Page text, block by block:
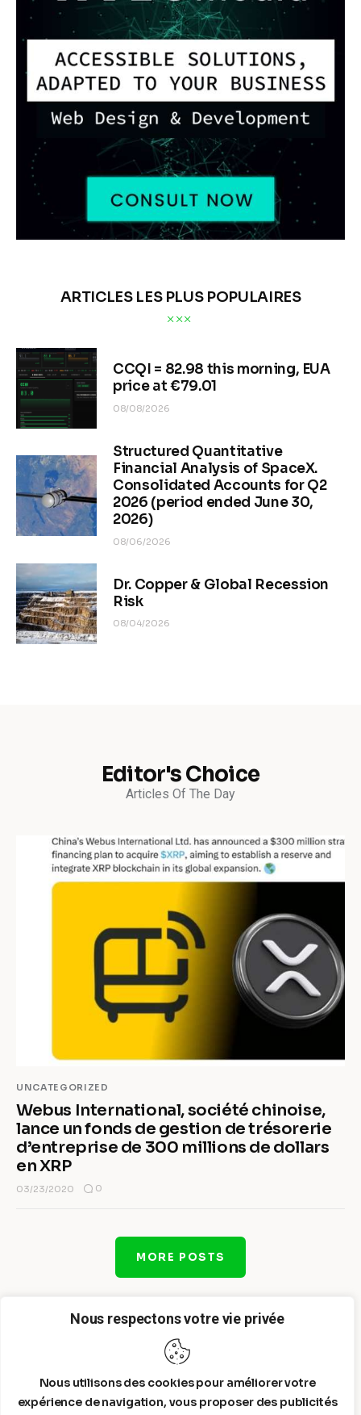
Nous respectons votre vie privée
Nous utilisons des cookies pour améliorer votre
expérience de navigation, vous proposer des publicités
ARTICLES LES PLUS POPULAIRES
CCQI = 82.98 this morning, EUA
price at €79.01
08/08/2026
Structured Quantitative
Financial Analysis of SpaceX.
Consolidated Accounts for Q2
2026 (period ended June 30,
2026)
08/06/2026
Dr. Copper & Global Recession
Risk
08/04/2026
Editor's Choice
Articles Of The Day
UNCATEGORIZED
Webus International, société chinoise,
lance un fonds de gestion de trésorerie
d’entreprise de 300 millions de dollars
en XRP
03/23/2020 0
MORE POSTS